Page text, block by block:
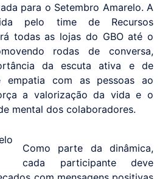
para o Setembro Amarelo. A
pelo time de Recursos
todas as lojas do GBO até o
rodas de conversa,
da escuta ativa e de
empatia com as pessoas ao
a valorização da vida e o
mental dos colaboradores.
Como parte da dinâmica,
cada participante deve